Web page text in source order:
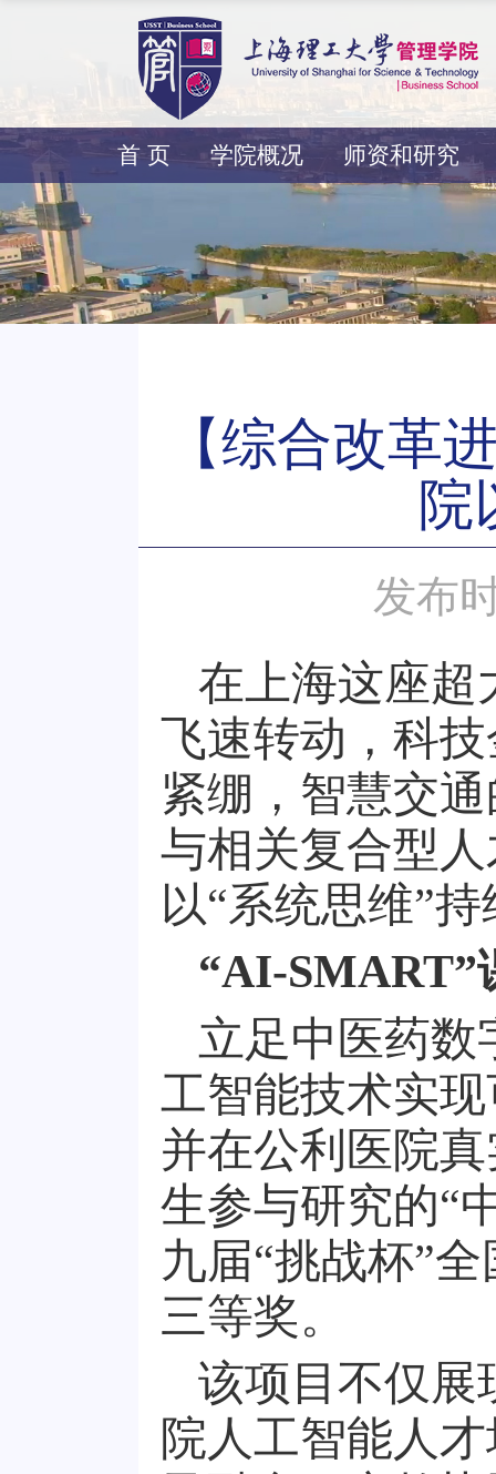
首 页 学院概况 师资和研究
【综合改革
院
发布
在上海这座超
飞速转动，科
紧绷，智慧交
与相关复合型
以“系统思维”
“AI-SMART”
立足中医药数
工智能技术实
并在公利医院
生参与研究的“
九届“挑战杯”
三等奖。
该项目不仅展
院人工智能人